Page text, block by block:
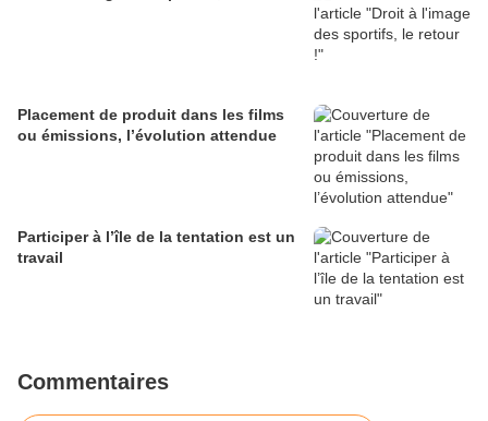
Placement de produit dans les films
ou émissions, l’évolution attendue
Participer à l’île de la tentation est un
travail
Commentaires